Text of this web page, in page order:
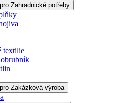
Zahradnické potřeby
textilie
Zakázková výroba